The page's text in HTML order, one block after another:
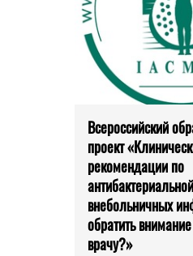
Всероссийский
проект
рекомендации по
внебольничных
обратить
врачу?»